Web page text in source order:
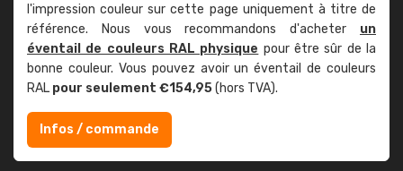
l'impression couleur sur cette page uniquement à titre de
référence. Nous vous recommandons d'acheter un
éventail de couleurs RAL physique pour être sûr de la
bonne couleur. Vous pouvez avoir un éventail de couleurs
RAL pour seulement €154,95(hors TVA).
Infos / commande